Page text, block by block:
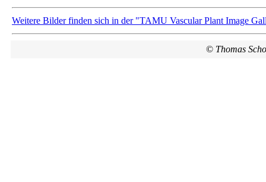
Weitere Bilder finden sich in der "TAMU Vascular Plant Image
© Thomas